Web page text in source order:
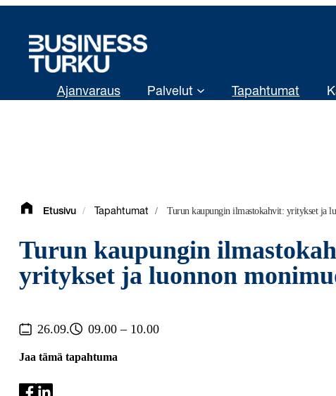
Ajanvaraus Palvelut Tapahtumat
Etusivu / Tapahtumat / Turun kaupungin ilmastokahvit: yritykset ja
Turun kaupungin
yritykset ja luonnon
26.09. 09.00 – 10.00
Jaa tämä tapahtuma